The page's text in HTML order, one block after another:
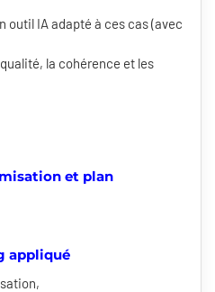
outil IA adapté à ces cas (avec
la cohérence et les
et plan
appliqué